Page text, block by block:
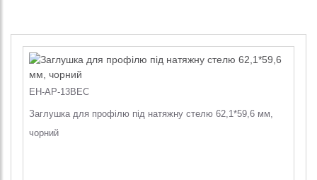
EH-AP-13BEC
Заглушка для профілю під натяжну стелю 62,1*59,6 мм,
чорний